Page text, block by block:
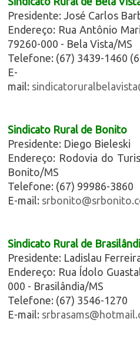
Presidente: José Carlos
Endereço: Rua Antônio
79260-000 - Bela Vista/MS
Telefone: (67) 3439-1460
E-
mail:
Sindicato Rural de Bonito
Presidente: Diego Bieleski
Endereço: Rodovia do
Bonito/MS
Telefone: (67) 99986-3860
E-mail:
Sindicato Rural de
Presidente: Ladislau
Endereço: Rua Ídolo
000 - Brasilândia/MS
Telefone: (67) 3546-1270
E-mail: